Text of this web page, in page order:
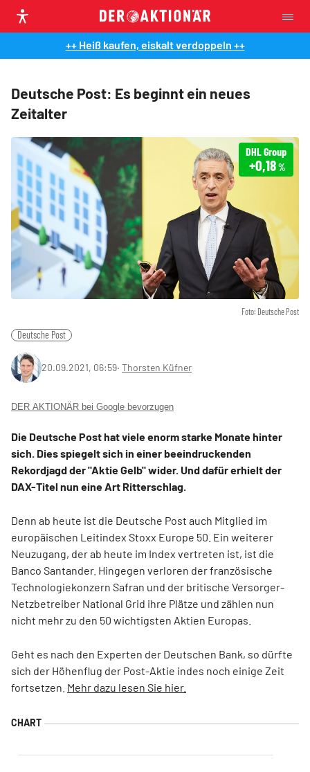
++ Heiß kaufen, eiskalt verdoppeln ++
Deutsche Post: Es beginnt ein neues
Zeitalter
Foto: Deutsche Post
DHL Group
+0,18%
Deutsche Post
20.09.2021, 06:59‧ Thorsten Küfner
DER AKTIONÄR bei Google bevorzugen
Die Deutsche Post hat viele enorm starke Monate hinter
sich. Dies spiegelt sich in einer beeindruckenden
Rekordjagd der "Aktie Gelb" wider. Und dafür erhielt der
DAX-Titel nun eine Art Ritterschlag.
Denn ab heute ist die Deutsche Post auch Mitglied im
europäischen Leitindex Stoxx Europe 50. Ein weiterer
Neuzugang, der ab heute im Index vertreten ist, ist die
Banco Santander. Hingegen verloren der französische
Technologiekonzern Safran und der britische Versorger-
Netzbetreiber National Grid ihre Plätze und zählen nun
nicht mehr zu den 50 wichtigsten Aktien Europas.
Geht es nach den Experten der Deutschen Bank, so dürfte
sich der Höhenflug der Post-Aktie indes noch einige Zeit
fortsetzen. Mehr dazu lesen Sie hier.